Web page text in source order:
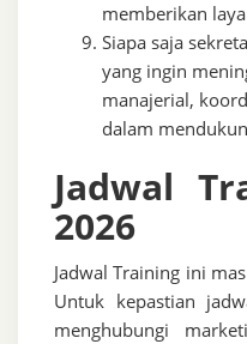
memberikan
Siapa saja
yang ingin
manajerial,
dalam
Jadwal
2026
Jadwal Training ini
Untuk kepastian
menghubungi